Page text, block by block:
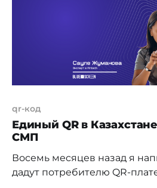
qr-код
Единый QR в
СМП
Восемь месяцев назад я
дадут потребителю QR-